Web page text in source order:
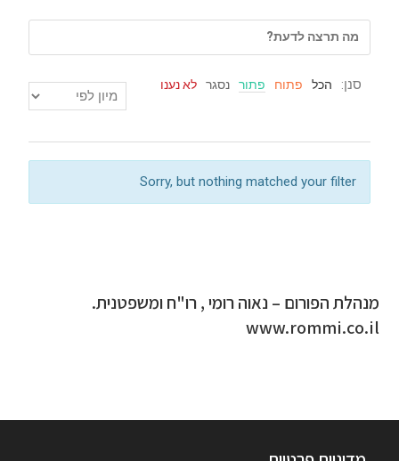
סנן: הכל פתוח פתור נסגר לא נענו
Sorry, but nothing matched your filter
מנהלת הפורום – נאוה רומי , רו"ח ומשפטנית.
www.rommi.co.il